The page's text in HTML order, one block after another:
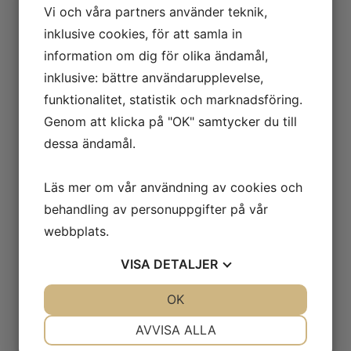
mamma tar upp den här olivlunden. Som tur är, är det
ju bara de som vet om den.
Att val av motiv engagerar och får folk att reagera erfar
hon ofta. Som när hon under en period färdigställt två
målningar hon själv var väldigt nöjd med. En av dem
var en Trompe l'œil-målning med ett utklipp
föreställande Sarah Connor med ett gevär från
Satanic feminist skrivet på t-shirten.
– Det har hänt att personer frågar: varför målar du
sådana här grejer?”
Britta Noresten,Satanic feminist
Men det är just det som kommit att känneteckna
Vi och våra partners använder teknik,
inklusive cookies, för att samla in
information om dig för olika ändamål,
inklusive: bättre användarupplevelse,
funktionalitet, statistik och marknadsföring.
Genom att klicka på "OK" samtycker du till
dessa ändamål.
Läs mer om vår användning av cookies och
behandling av personuppgifter på vår
webbplats.
VISA DETALJER
AVVISA ALLA
OK